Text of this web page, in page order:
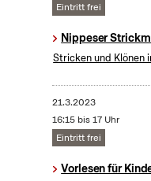
Eintritt frei
Nippeser
Stricken und
21.3.2023
16:15 bis 17 Uhr
Eintritt frei
Vorlesen für